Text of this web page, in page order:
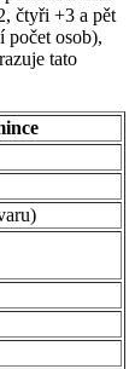
čtyři +3 a pět
počet osob),
tato